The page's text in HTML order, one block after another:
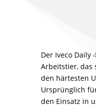
Der Iveco Daily
Arbeitstier, das
den härtesten
Ursprünglich
den Einsatz in